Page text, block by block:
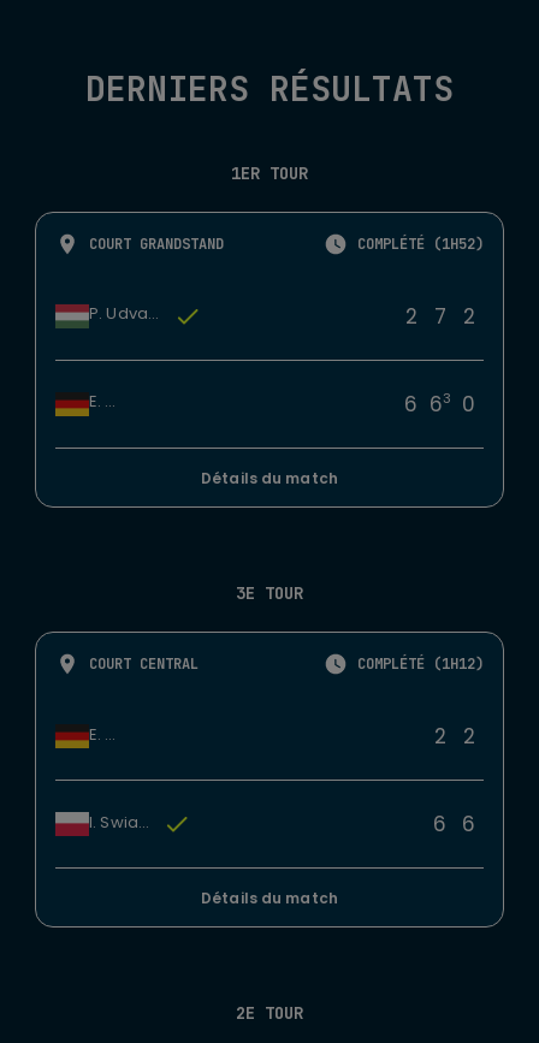
DERNIERS RÉSULTATS
1ER TOUR
COURT GRANDSTAND COMPLÉTÉ (1H52)
P. Udvardy 2 7 2
E. Lys 6 63 0
Détails du match
3E TOUR
COURT CENTRAL COMPLÉTÉ (1H12)
E. Lys 2 2
I. Swiatek 6 6
Détails du match
2E TOUR